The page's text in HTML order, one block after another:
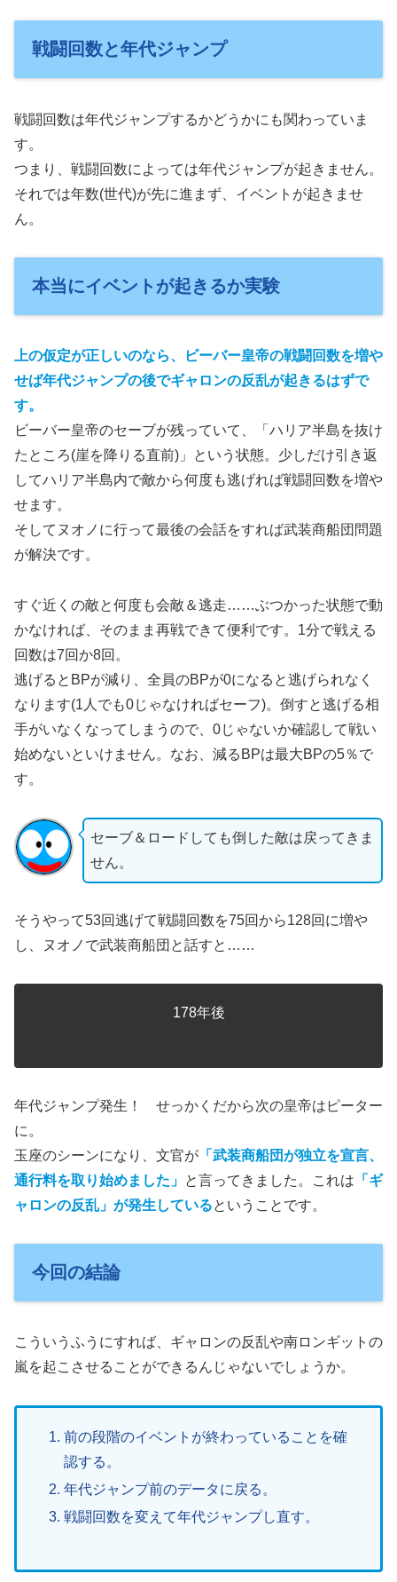
戦闘回数と年代ジャンプ
戦闘回数は年代ジャンプするかどうかにも関わっていま
す。
つまり、戦闘回数によっては年代ジャンプが起きません。
それでは年数(世代)が先に進まず、イベントが起きませ
ん。
本当にイベントが起きるか実験
上の仮定が正しいのなら、ビーバー皇帝の戦闘回数を増や
せば年代ジャンプの後でギャロンの反乱が起きるはずで
す。
ビーバー皇帝のセーブが残っていて、「ハリア半島を抜け
たところ(崖を降りる直前)」という状態。少しだけ引き返
してハリア半島内で敵から何度も逃げれば戦闘回数を増や
せます。
そしてヌオノに行って最後の会話をすれば武装商船団問題
が解決です。
すぐ近くの敵と何度も会敵＆逃走……ぶつかった状態で動
かなければ、そのまま再戦できて便利です。1分で戦える
回数は7回か8回。
逃げるとBPが減り、全員のBPが0になると逃げられなく
なります(1人でも0じゃなければセーフ)。倒すと逃げる相
手がいなくなってしまうので、0じゃないか確認して戦い
始めないといけません。なお、減るBPは最大BPの5％で
す。
セーブ＆ロードしても倒した敵は戻ってきま
せん。
そうやって53回逃げて戦闘回数を75回から128回に増や
し、ヌオノで武装商船団と話すと……
178年後
年代ジャンプ発生！ せっかくだから次の皇帝はピーター
に。
玉座のシーンになり、文官が 「武装商船団が独立を宣言、
通行料を取り始めました」 と言ってきました。これは 「ギ
ャロンの反乱」が発生しているということです。
今回の結論
こういうふうにすれば、ギャロンの反乱や南ロンギットの
嵐を起こさせることができるんじゃないでしょうか。
前の段階のイベントが終わっていることを確
認する。
年代ジャンプ前のデータに戻る。
戦闘回数を変えて年代ジャンプし直す。